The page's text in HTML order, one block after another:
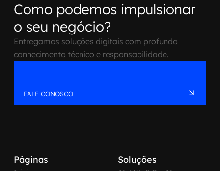
Como podemos impulsionar
o seu negócio?
Entregamos soluções digitais com profundo
conhecimento técnico e responsabilidade.
FALE CONOSCO
Páginas Soluções